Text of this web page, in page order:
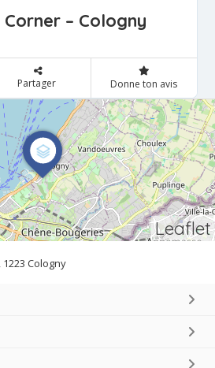
– Cologny
Partager Donne ton avis
Leaflet
Cologny